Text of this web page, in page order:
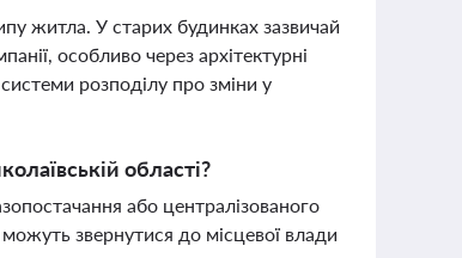
житла. У старих будинках зазвичай
особливо через архітектурні
розподілу про зміни у
області?
або централізованого
звернутися до місцевої влади